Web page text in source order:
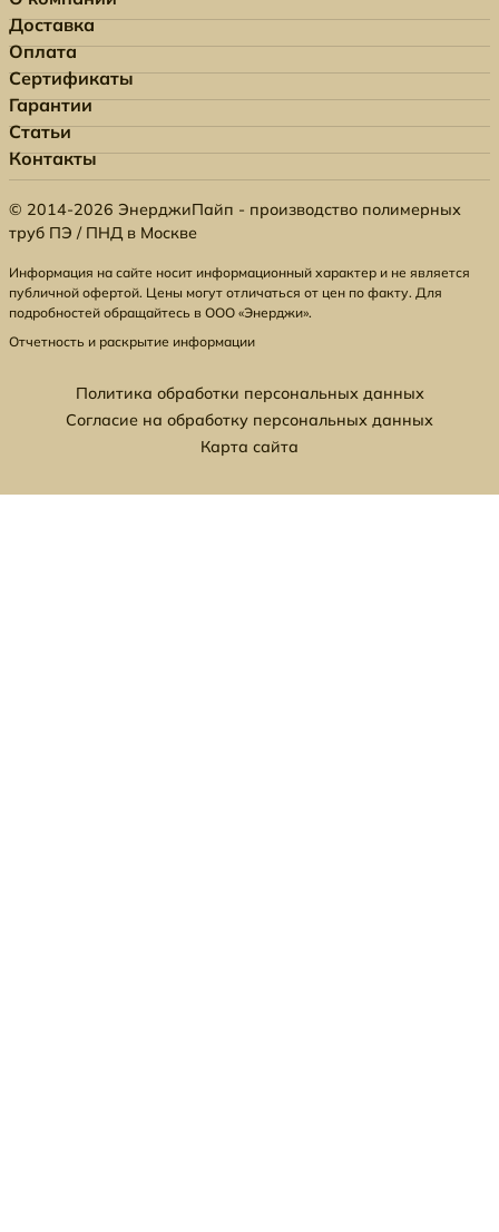
Доставка
Оплата
Сертификаты
Гарантии
Статьи
Контакты
© 2014-2026 ЭнерджиПайп - производство полимерных
труб ПЭ / ПНД в Москве
Информация на сайте носит информационный характер и не является
публичной офертой. Цены могут отличаться от цен по факту. Для
подробностей обращайтесь в ООО «Энерджи».
Отчетность и раскрытие информации
Политика обработки персональных данных
Согласие на обработку персональных данных
Карта сайта